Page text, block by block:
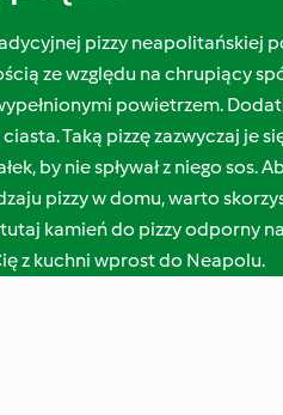
pizzy neapolitańskiej
ze względu na chrupiący
powietrzem.
Taką pizzę zazwyczaj je
by nie spływał z niego sos.
pizzy w domu, warto
kamień do pizzy odporny
z kuchni wprost do Neapolu.